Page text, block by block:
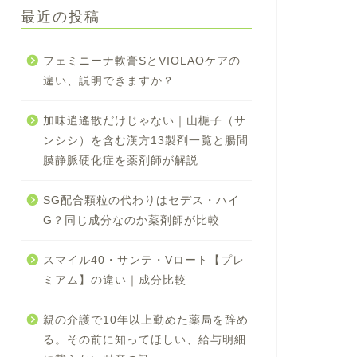
最近の投稿
フェミニーナ軟膏SとVIOLAOケアの
違い、説明できますか？
加味逍遙散だけじゃない｜山梔子（サ
ンシシ）を含む漢方13製剤一覧と腸間
膜静脈硬化症を薬剤師が解説
SG配合顆粒の代わりはセデス・ハイ
G？同じ成分なのか薬剤師が比較
スマイル40・サンテ・Vロート【プレ
ミアム】の違い｜成分比較
親の介護で10年以上勤めた薬局を辞め
る。その前に知ってほしい、給与明細